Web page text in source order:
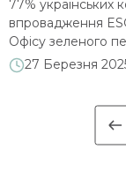
77% українських
впровадження
Офісу зеленого
переходу,
компаній різних
парадоксальну
підприємств
шоста компанія
27 Березня